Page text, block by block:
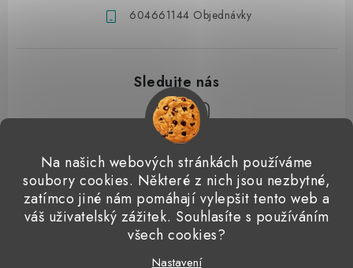
Na našich webových stránkách používáme
soubory cookies. Některé z nich jsou nezbytné,
zatímco jiné nám pomáhají vylepšit tento web a
váš uživatelský zážitek. Souhlasíte s používáním
všech cookies?
Nastavení
604661144 Objednávky
Přijímáme online platby
Detailingclub Dodo Juice Gyeon Quartz ValetPRO
Microfiber Madness